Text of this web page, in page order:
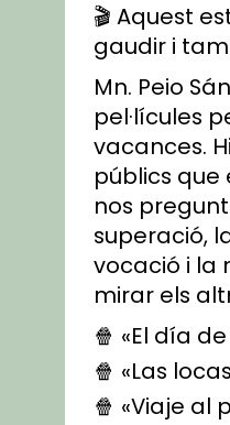
🎬 Aquest
gaudir i
Mn. Peio
pel·lícules
vacances.
públics que
nos
superació,
vocació i la
mirar els
🍿 «El día
🍿 «Las
🍿 «Viaje al